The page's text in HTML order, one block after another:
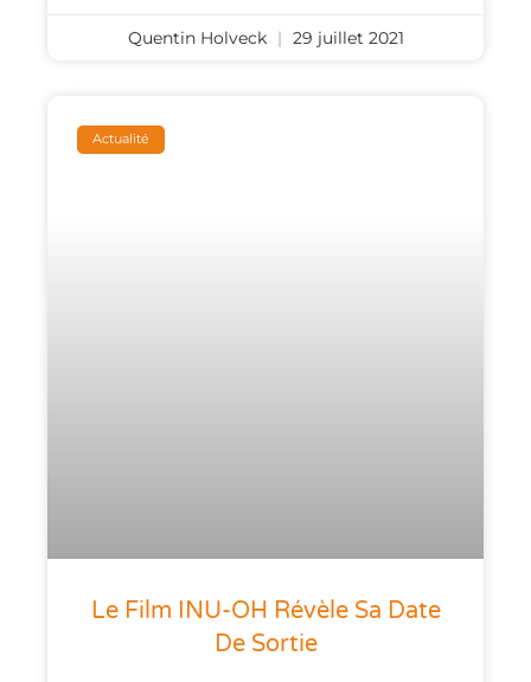
Quentin Holveck 29 juillet 2021
Actualité
Le Film INU-OH Révèle Sa Date
De Sortie